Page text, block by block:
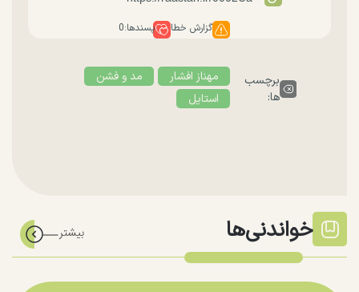
گزارش خطا پسندها:0
برچسب
ها:
مهناز افشار
مد و فشن
استایل
خواندنی‌ها